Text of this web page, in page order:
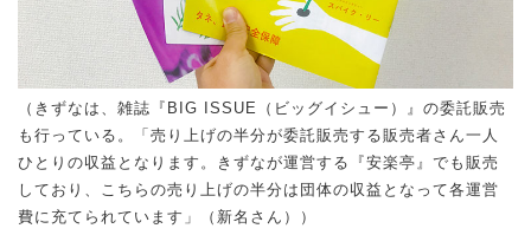
（きずなは、雑誌『BIG ISSUE（ビッグイシュー）』の委託販売
も行っている。「売り上げの半分が委託販売する販売者さん一人
ひとりの収益となります。きずなが運営する『安楽亭』でも販売
しており、こちらの売り上げの半分は団体の収益となって各運営
費に充てられています」（新名さん））